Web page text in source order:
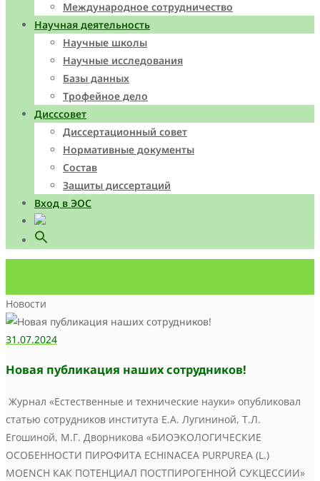
Международное сотрудничество
Научная деятельность
Научные школы
Научные исследования
Базы данных
Трофейное дело
Дисссовет
Диссертационный совет
Нормативные документы
Состав
Защиты диссертаций
Вход в ЭОС
Search
for:
Search Button
Новости
31.07.2024
Новая публикация наших сотрудников!
Журнал «Естественные и технические науки» опубликовал
статью сотрудников института Е.А. Лугининой, Т.Л.
Егошиной, М.Г. Дворникова «БИОЭКОЛОГИЧЕСКИЕ
ОСОБЕННОСТИ ПИРОФИТА ECHINACEA PURPUREA (L.)
MOENCH КАК ПОТЕНЦИАЛ ПОСТПИРОГЕННОЙ СУКЦЕССИИ»